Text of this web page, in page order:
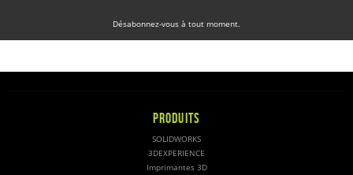
Désabonnez-vous à tout moment.
PRODUITS
SOLIDWORKS
3DEXPERIENCE
Imprimantes 3D